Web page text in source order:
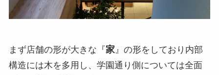
まず店舗の形が大きな『家』の形をしており内部
構造には木を多用し、学園通り側については全面